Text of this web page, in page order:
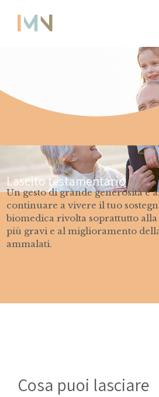
Lascito testamentario
Un gesto di grande generosità e
continuare a vivere il tuo
biomedica rivolta soprattutto
più gravi e al miglioramento
ammalati.
Cosa puoi lasciare